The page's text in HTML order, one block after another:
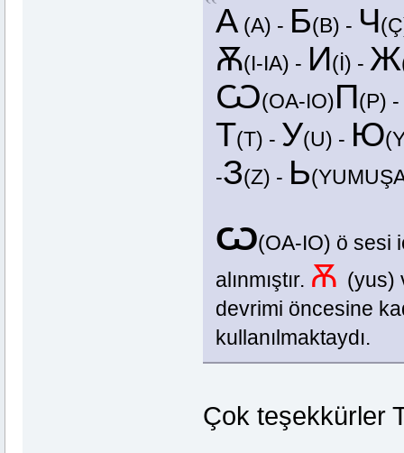
А(A) - Б(B) - Ч
Ѫ(I-IA) - И(İ) - Ж
Ѡ(OA-IO)П(P) -
Т(T) - У(U) - Ю
-З(Z) - Ь
Ѡ(OA-IO) ö sesi
alınmıştır. Ѫ (yus)
devrimi öncesine
kullanılmaktaydı.
Çok teşekkürler